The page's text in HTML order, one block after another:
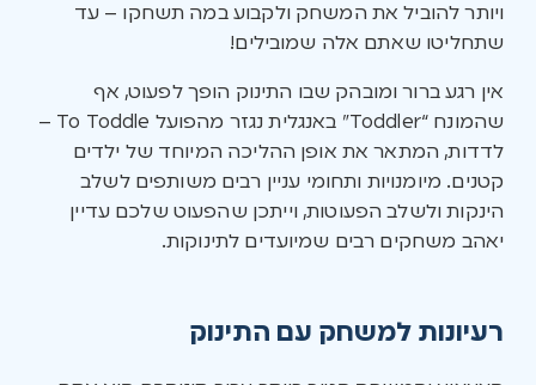
ויותר להוביל את המשחק ולקבוע במה תשחקו – עד
שתחליטו שאתם אלה שמובילים!
אין רגע ברור ומובהק שבו התינוק הופך לפעוט, אף
שהמונח “Toddler” באנגלית נגזר מהפועל To Toddle –
לדדות, המתאר את אופן ההליכה המיוחד של ילדים
קטנים. מיומנויות ותחומי עניין רבים משותפים לשלב
הינקות ולשלב הפעוטות, וייתכן שהפעוט שלכם עדיין
יאהב משחקים רבים שמיועדים לתינוקות.
רעיונות למשחק עם התינוק